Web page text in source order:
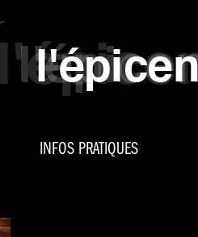
INFOS PRATIQUES